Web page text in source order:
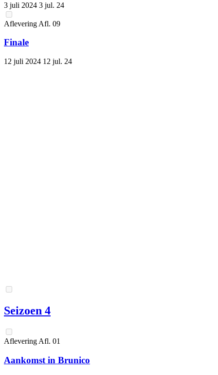
3 juli 2024 3 jul. 24
Aflevering Afl. 09
Finale
12 juli 2024 12 jul. 24
Seizoen 4
Aflevering Afl. 01
Aankomst in Brunico